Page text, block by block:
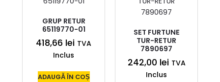
GRUP RETUR
65119770-01
418,66 lei TVA
Inclus
ADAUGĂ ÎN COȘ
SET FURTUNE
TUR-RETUR
7890697
242,00 lei TVA
Inclus